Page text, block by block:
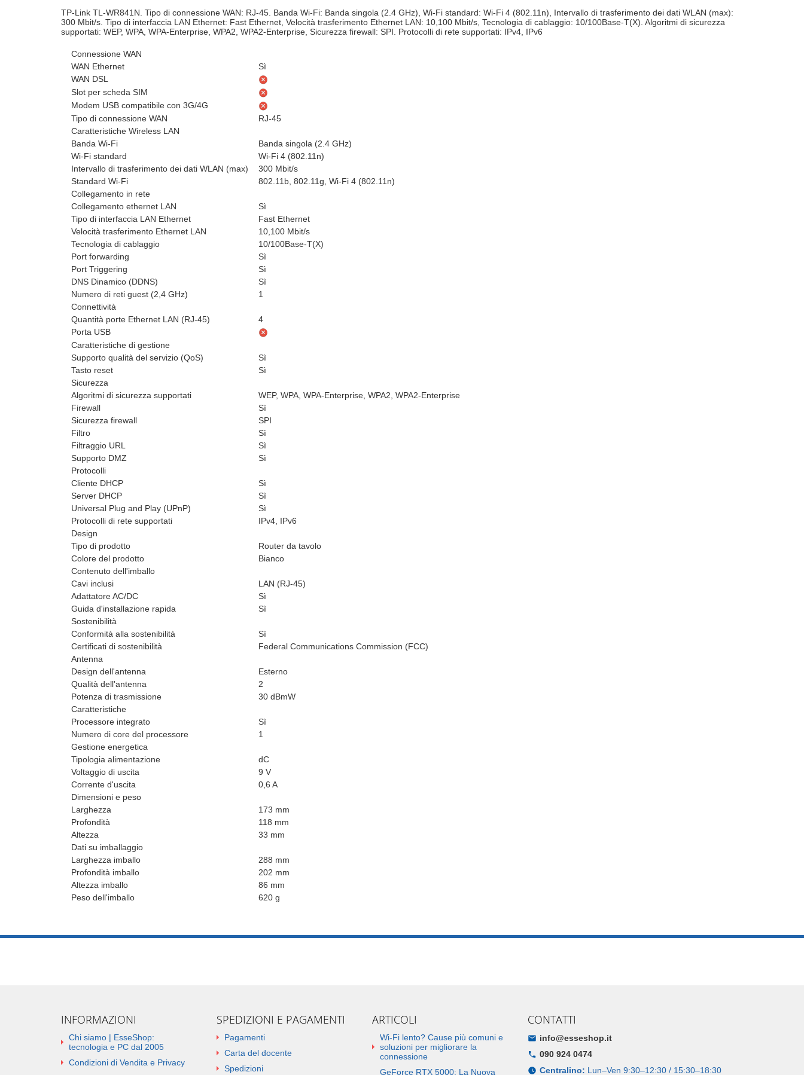
TP-Link TL-WR841N. Tipo di connessione WAN: RJ-45. Banda Wi-Fi: Banda singola (2.4 GHz), Wi-Fi standard: Wi-Fi 4 (802.11n), Intervallo di trasferimento dei dati WLAN (max):
300 Mbit/s. Tipo di interfaccia LAN Ethernet: Fast Ethernet, Velocità trasferimento Ethernet LAN: 10,100 Mbit/s, Tecnologia di cablaggio: 10/100Base-T(X). Algoritmi di sicurezza
supportati: WEP, WPA, WPA-Enterprise, WPA2, WPA2-Enterprise, Sicurezza firewall: SPI. Protocolli di rete supportati: IPv4, IPv6
Connessione WAN
WAN Ethernet
Sì
WAN DSL
Slot per scheda SIM
Modem USB compatibile con 3G/4G
Tipo di connessione WAN
RJ-45
Caratteristiche Wireless LAN
Banda Wi-Fi
Banda singola (2.4 GHz)
Wi-Fi standard
Wi-Fi 4 (802.11n)
Intervallo di trasferimento dei dati WLAN (max)
300 Mbit/s
Standard Wi-Fi
802.11b, 802.11g, Wi-Fi 4 (802.11n)
Collegamento in rete
Collegamento ethernet LAN
Sì
Tipo di interfaccia LAN Ethernet
Fast Ethernet
Velocità trasferimento Ethernet LAN
10,100 Mbit/s
Tecnologia di cablaggio
10/100Base-T(X)
Port forwarding
Sì
Port Triggering
Sì
DNS Dinamico (DDNS)
Sì
Numero di reti guest (2,4 GHz)
1
Connettività
Quantità porte Ethernet LAN (RJ-45)
4
Porta USB
Caratteristiche di gestione
Supporto qualità del servizio (QoS)
Sì
Tasto reset
Sì
Sicurezza
Algoritmi di sicurezza supportati
WEP, WPA, WPA-Enterprise, WPA2, WPA2-Enterprise
Firewall
Sì
Sicurezza firewall
SPI
Filtro
Sì
Filtraggio URL
Sì
Supporto DMZ
Sì
Protocolli
Cliente DHCP
Sì
Server DHCP
Sì
Universal Plug and Play (UPnP)
Sì
Protocolli di rete supportati
IPv4, IPv6
Design
Tipo di prodotto
Router da tavolo
Colore del prodotto
Bianco
Contenuto dell'imballo
Cavi inclusi
LAN (RJ-45)
Adattatore AC/DC
Sì
Guida d'installazione rapida
Sì
Sostenibilità
Conformità alla sostenibilità
Sì
Certificati di sostenibilità
Federal Communications Commission (FCC)
Antenna
Design dell'antenna
Esterno
Qualità dell'antenna
2
Potenza di trasmissione
30 dBmW
Caratteristiche
Processore integrato
Sì
Numero di core del processore
1
Gestione energetica
Tipologia alimentazione
dC
Voltaggio di uscita
9 V
Corrente d'uscita
0,6 A
Dimensioni e peso
Larghezza
173 mm
Profondità
118 mm
Altezza
33 mm
Dati su imballaggio
Larghezza imballo
288 mm
Profondità imballo
202 mm
Altezza imballo
86 mm
Peso dell'imballo
620 g
INFORMAZIONI
Chi siamo | EsseShop:
tecnologia e PC dal 2005
Condizioni di Vendita e Privacy
SPEDIZIONI E PAGAMENTI
Pagamenti
Carta del docente
Spedizioni
ARTICOLI
Wi-Fi lento? Cause più comuni e
soluzioni per migliorare la
connessione
GeForce RTX 5000: La Nuova
CONTATTI
info@esseshop.it
090 924 0474
Centralino: Lun–Ven 9:30–12:30 / 15:30–18:30